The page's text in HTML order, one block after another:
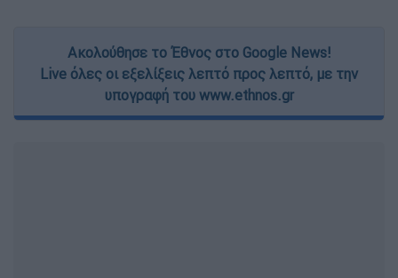
Ακολούθησε το Έθνος στο Google News!
Live όλες οι εξελίξεις λεπτό προς λεπτό, με την
υπογραφή του www.ethnos.gr